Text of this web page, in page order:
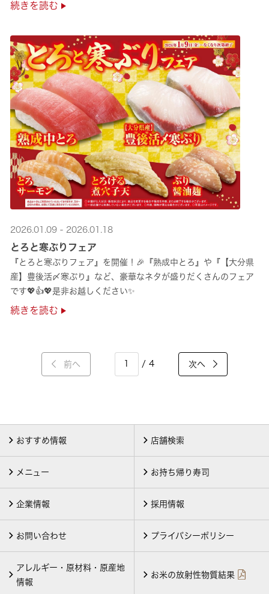
続きを読む
2026.01.09 - 2026.01.18
とろと寒ぶりフェア
『とろと寒ぶりフェア』を開催！🎉『熟成中とろ』や『【大分県
産】豊後活〆寒ぶり』など、豪華なネタが盛りだくさんのフェア
です💖👍💖是非お越しください✨
続きを読む
前へ / 4 次へ
おすすめ情報 店舗検索
メニュー お持ち帰り寿司
企業情報 採用情報
お問い合わせ プライバシーポリシー
アレルギー・原材料・原産地
情報
お米の放射性物質結果